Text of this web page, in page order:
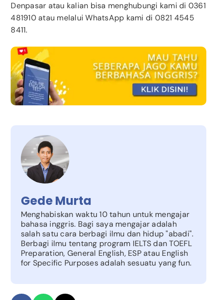
Denpasar atau kalian bisa menghubungi kami di 0361
481910 atau melalui WhatsApp kami di 0821 4545
8411.
Gede Murta
Menghabiskan waktu 10 tahun untuk mengajar
bahasa inggris. Bagi saya mengajar adalah
salah satu cara berbagi ilmu dan hidup "abadi".
Berbagi ilmu tentang program IELTS dan TOEFL
Preparation, General English, ESP atau English
for Specific Purposes adalah sesuatu yang fun.